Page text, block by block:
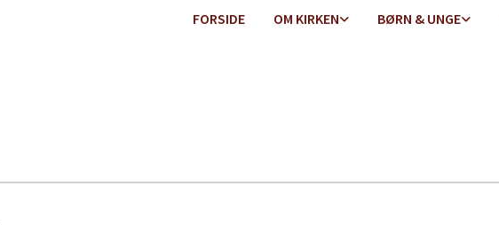
FORSIDE OM KIRKEN BØRN & UNGE